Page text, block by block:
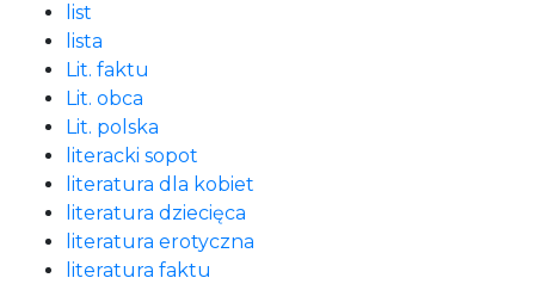
list
lista
Lit. faktu
Lit. obca
Lit. polska
literacki sopot
literatura dla kobiet
literatura dziecięca
literatura erotyczna
literatura faktu